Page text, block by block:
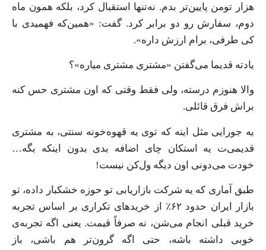
هزار تومن پایین‌تر بدم. نه‌تنها استقبال کرد، بلکه همون ماه
دوم، سفارش رو دو برابر کرد. گفت: «همین‌که فهمیدی با
کی طرفی، برام ارزش داره».
یادته قدیما می‌گفتن «مشتری مشتری میاره»؟
والا هنوزم درسته، ولی فقط وقتی که اون مشتری حس کنه
براش فرق قائلی.
یه جورایی مثل اینه که توی یه قهوه‌خونه سنتی، به مشتری
قدیمی‌ت یه استکان چای اضافه بدی بدون اینکه بگه…
خودت می‌دونی اون دیگه ول‌کن نیست!
طبق آماری که یه شرکت بازاریابی تو حوزه خشکبار داده، تو
بازار ایران حدود ۶۲٪ از خریدهای تکراری بر اساس تجربه
خرید قبلی انجام می‌شن، نه صرفاً قیمت. یعنی اگه تجربه‌ی
خوبی داشته باشه، حتی اگه گرون‌تر هم باشی، باز